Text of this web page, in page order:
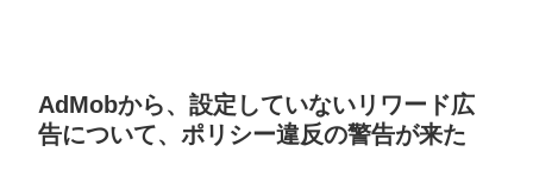
AdMobから、設定していないリワード広
告について、ポリシー違反の警告が来た